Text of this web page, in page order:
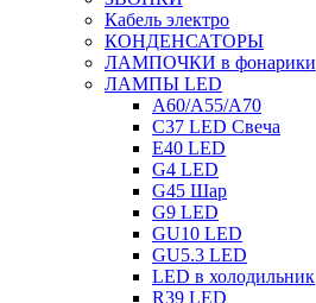
Кабель электро
КОНДЕНСАТОРЫ
ЛАМПОЧКИ в фонарики
ЛАМПЫ LED
A60/A55/A70
C37 LED Свеча
E40 LED
G4 LED
G45 Шар
G9 LED
GU10 LED
GU5.3 LED
LED в холодильник
R39 LED